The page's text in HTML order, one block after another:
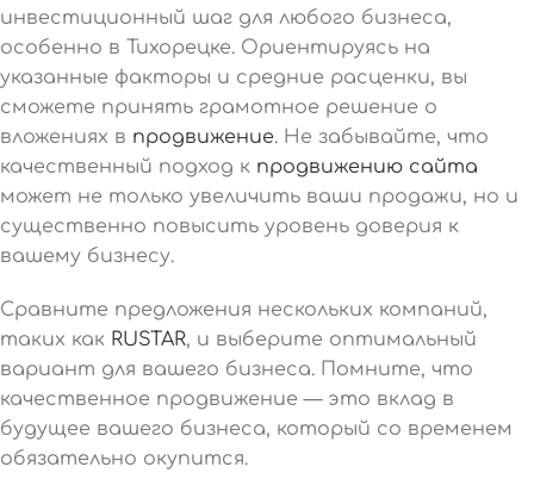
инвестиционный шаг для любого бизнеса,
особенно в Тихорецке. Ориентируясь на
указанные факторы и средние расценки, вы
сможете принять грамотное решение о
вложениях в продвижение. Не забывайте, что
качественный подход к продвижению сайта
может не только увеличить ваши продажи, но и
существенно повысить уровень доверия к
вашему бизнесу.
Сравните предложения нескольких компаний,
таких как RUSTAR, и выберите оптимальный
вариант для вашего бизнеса. Помните, что
качественное продвижение — это вклад в
будущее вашего бизнеса, который со временем
обязательно окупится.